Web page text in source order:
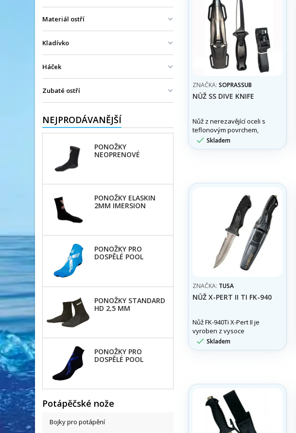
Materiál ostří
Kladívko
Háček
Zubaté ostří
NEJPRODÁVANĚJŠÍ
PONOŽKY
NEOPRENOVÉ
PONOŽKY ELASKIN
2MM IMERSION
PONOŽKY PRO
DOSPĚLÉ POOL
PONOŽKY STANDARD
HD 2,5 MM
PONOŽKY PRO
DOSPĚLÉ POOL
Potápěčské nože
Bojky pro potápění
ZNAČKA: SOPRASSUB
NŮŽ SS DIVE KNIFE
Nůž z nerezavějící oceli s
teflonovým povrchem,
čepel 11 cm.
 Skladem
ZNAČKA: TUSA
NŮŽ X-PERT II TI FK-940
Nůž FK-940Ti X-Pert II je
vyroben z vysoce
kvalitního Ti-6AL-4V titanu.
 Skladem